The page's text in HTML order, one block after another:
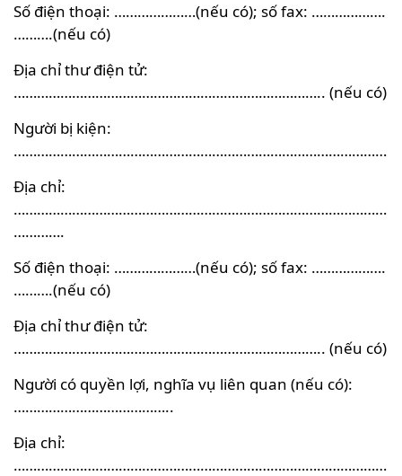
Số điện thoại: …………………(nếu có); số fax: ……………….
……….(nếu có)
Địa chỉ thư điện tử:
…………………………………………………………………….. (nếu có)
Người bị kiện:
……………………………………………………………………………………
Địa chỉ:
……………………………………………………………………………………
………….
Số điện thoại: …………………(nếu có); số fax: ……………….
……….(nếu có)
Địa chỉ thư điện tử:
…………………………………………………………………….. (nếu có)
Người có quyền lợi, nghĩa vụ liên quan (nếu có):
…………………………………..
Địa chỉ:
……………………………………………………………………………………